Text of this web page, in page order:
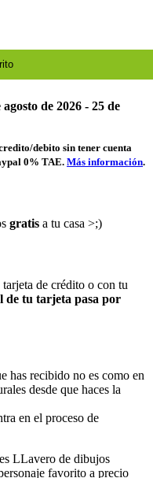
de 2026 - 25 de
debito sin tener cuenta
0% TAE.Más información.
gratis a tu casa >;)
de crédito o con tu
de tu tarjeta pasa por
has recibido no es como en
desde que haces la
en el proceso de
LLavero de dibujos
favorito a precio